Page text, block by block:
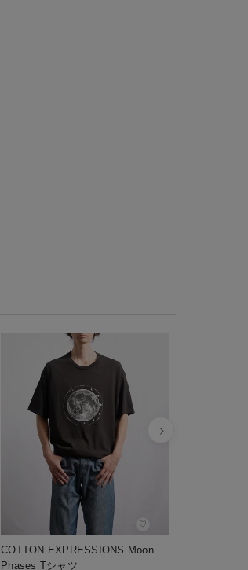
♡
COTTON EXPRESSIONS Moon
Phases Tシャツ